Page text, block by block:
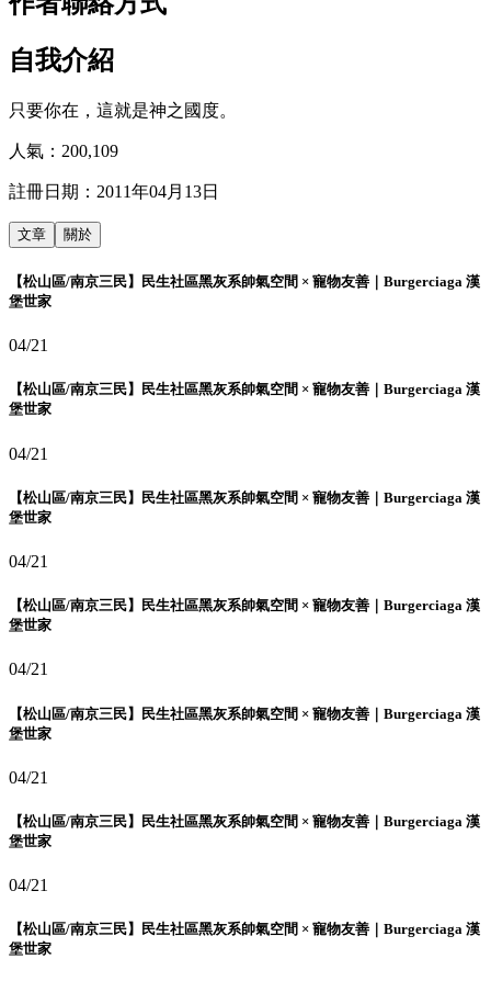
自我介紹
只要你在，這就是神之國度。
人氣： 200,109
註冊日期： 2011年04月13日
文章 關於
【松山區/南京三民】民生社區黑灰系帥氣空間 × 寵物友善｜Burgerciaga 漢
堡世家
04/21
【松山區/南京三民】民生社區黑灰系帥氣空間 × 寵物友善｜Burgerciaga 漢
堡世家
04/21
【松山區/南京三民】民生社區黑灰系帥氣空間 × 寵物友善｜Burgerciaga 漢
堡世家
04/21
【松山區/南京三民】民生社區黑灰系帥氣空間 × 寵物友善｜Burgerciaga 漢
堡世家
04/21
【松山區/南京三民】民生社區黑灰系帥氣空間 × 寵物友善｜Burgerciaga 漢
堡世家
04/21
【松山區/南京三民】民生社區黑灰系帥氣空間 × 寵物友善｜Burgerciaga 漢
堡世家
04/21
【松山區/南京三民】民生社區黑灰系帥氣空間 × 寵物友善｜Burgerciaga 漢
堡世家